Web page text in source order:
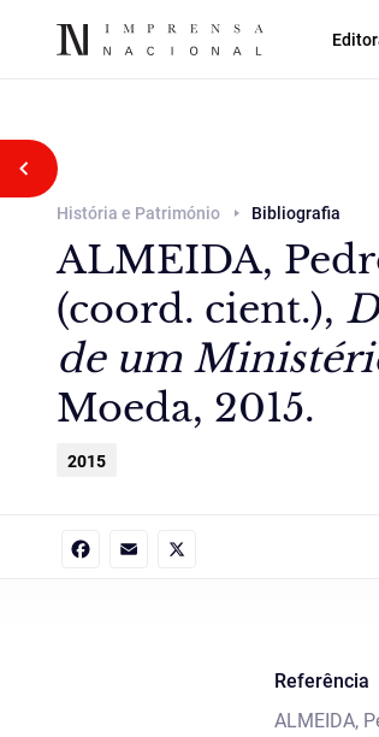
Voltar atrás
História e Património Bibliografia
ALMEIDA,
(coord. cient.),
de um
Moeda, 2015.
2015
Referência
ALMEIDA,